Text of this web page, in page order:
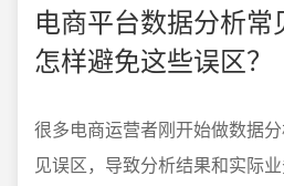
电商平台数据分析常
怎样避免这些误区？
很多电商运营者刚开始做数据
见误区，导致分析结果和实际